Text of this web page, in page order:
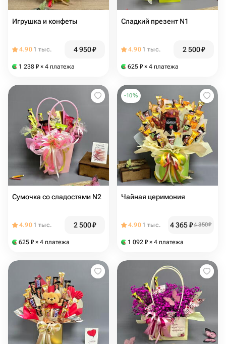
Игрушка и конфеты
4.90 1 тыс. 4 950₽
1 238 ₽ × 4 платежа
Сладкий презент N1
4.90 1 тыс. 2 500₽
625 ₽ × 4 платежа
Сумочка со сладостями N2
4.90 1 тыс. 2 500₽
625 ₽ × 4 платежа
-10%
Чайная церимония
4.90 1 тыс. 4 365₽4 850₽
1 092 ₽ × 4 платежа